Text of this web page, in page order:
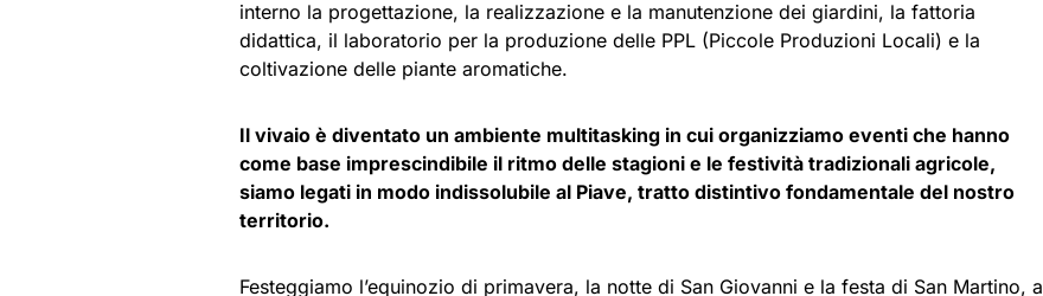
interno la progettazione, la realizzazione e la manutenzione dei giardini, la fattoria
didattica, il laboratorio per la produzione delle PPL (Piccole Produzioni Locali) e la
coltivazione delle piante aromatiche.
Il vivaio è diventato un ambiente multitasking in cui organizziamo eventi che hanno
come base imprescindibile il ritmo delle stagioni e le festività tradizionali agricole,
siamo legati in modo indissolubile al Piave, tratto distintivo fondamentale del nostro
territorio.
Festeggiamo l’equinozio di primavera, la notte di San Giovanni e la festa di San Martino, a